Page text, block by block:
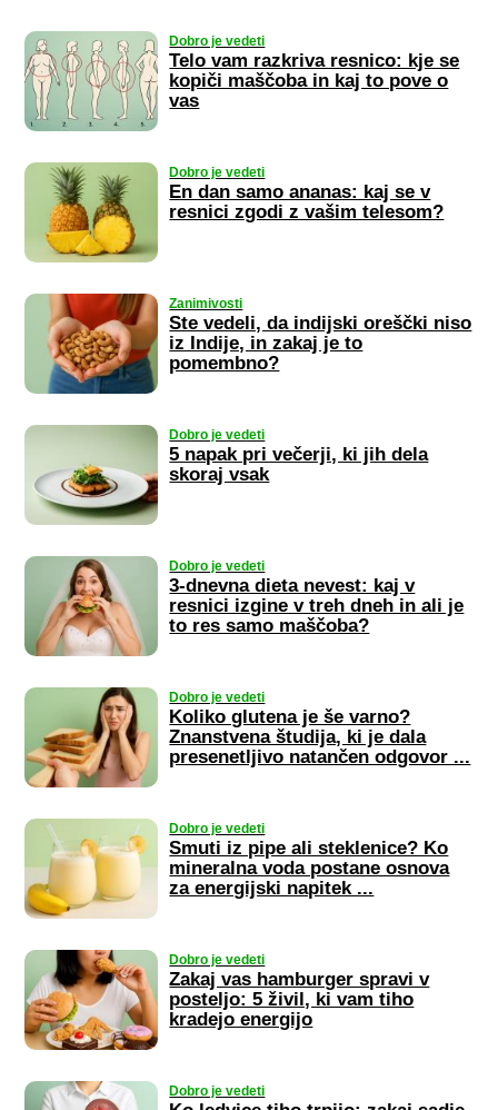
Dobro je vedeti
Telo vam razkriva resnico: kje se
kopiči maščoba in kaj to pove o
vas
Dobro je vedeti
En dan samo ananas: kaj se v
resnici zgodi z vašim telesom?
Zanimivosti
Ste vedeli, da indijski oreščki niso
iz Indije, in zakaj je to
pomembno?
Dobro je vedeti
5 napak pri večerji, ki jih dela
skoraj vsak
Dobro je vedeti
3-dnevna dieta nevest: kaj v
resnici izgine v treh dneh in ali je
to res samo maščoba?
Dobro je vedeti
Koliko glutena je še varno?
Znanstvena študija, ki je dala
presenetljivo natančen odgovor ...
Dobro je vedeti
Smuti iz pipe ali steklenice? Ko
mineralna voda postane osnova
za energijski napitek ...
Dobro je vedeti
Zakaj vas hamburger spravi v
posteljo: 5 živil, ki vam tiho
kradejo energijo
Dobro je vedeti